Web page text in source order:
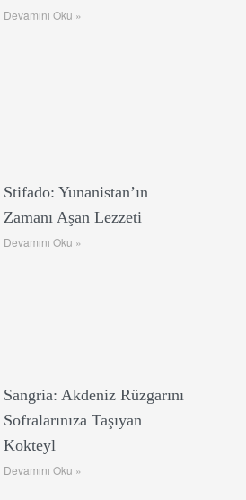
Devamını Oku »
Stifado: Yunanistan’ın
Zamanı Aşan Lezzeti
Devamını Oku »
Sangria: Akdeniz Rüzgarını
Sofralarınıza Taşıyan
Kokteyl
Devamını Oku »